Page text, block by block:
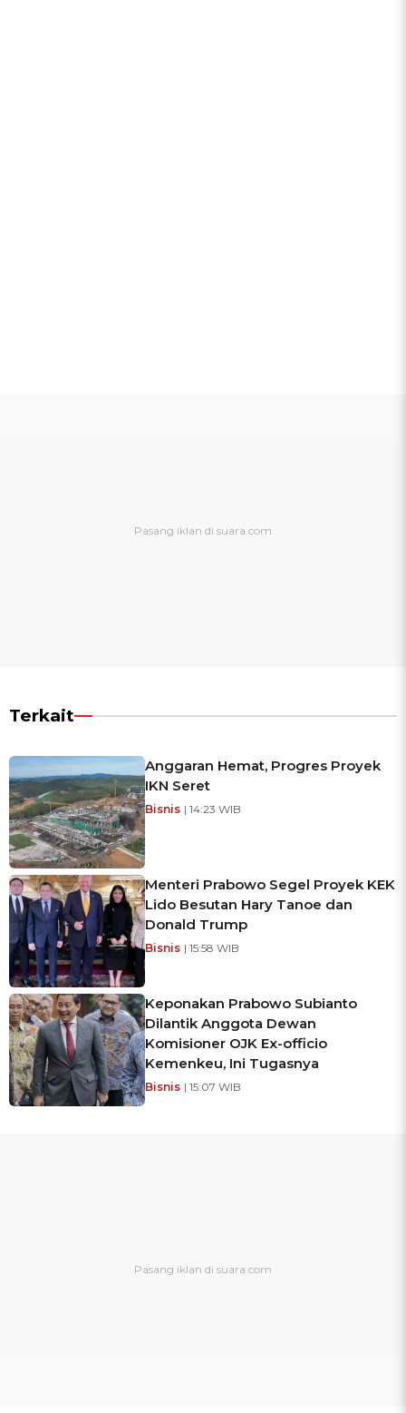
Terkait
Anggaran Hemat, Progres Proyek
IKN Seret
Bisnis | 14:23 WIB
Menteri Prabowo Segel Proyek KEK
Lido Besutan Hary Tanoe dan
Donald Trump
Bisnis | 15:58 WIB
Keponakan Prabowo Subianto
Dilantik Anggota Dewan
Komisioner OJK Ex-officio
Kemenkeu, Ini Tugasnya
Bisnis | 15:07 WIB